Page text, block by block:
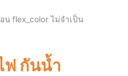
ฟ กันน้ำ